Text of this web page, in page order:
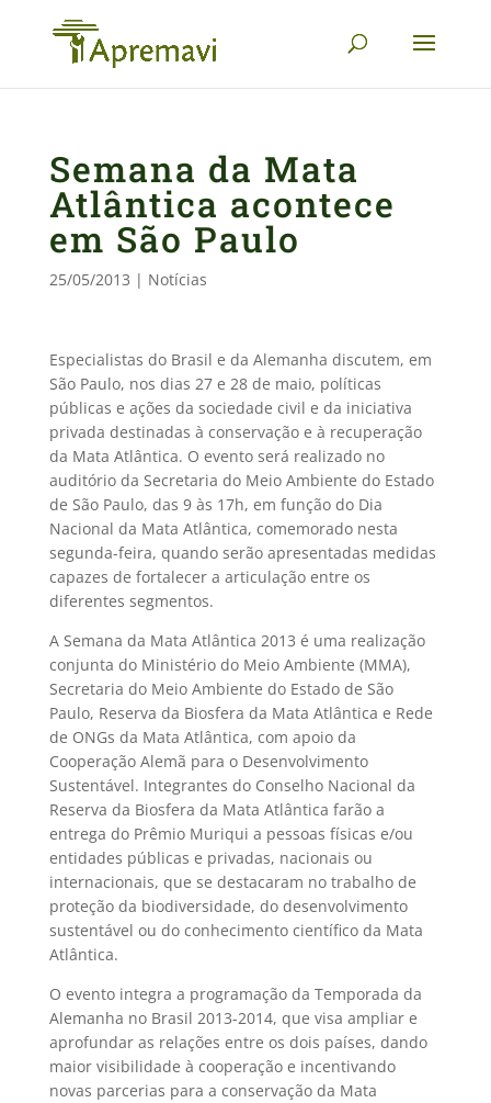
Semana da Mata
Atlântica acontece
em São Paulo
25/05/2013 | Notícias
Especialistas do Brasil e da Alemanha discutem, em
São Paulo, nos dias 27 e 28 de maio, políticas
públicas e ações da sociedade civil e da iniciativa
privada destinadas à conservação e à recuperação
da Mata Atlântica. O evento será realizado no
auditório da Secretaria do Meio Ambiente do Estado
de São Paulo, das 9 às 17h, em função do Dia
Nacional da Mata Atlântica, comemorado nesta
segunda-feira, quando serão apresentadas medidas
capazes de fortalecer a articulação entre os
diferentes segmentos.
A Semana da Mata Atlântica 2013 é uma realização
conjunta do Ministério do Meio Ambiente (MMA),
Secretaria do Meio Ambiente do Estado de São
Paulo, Reserva da Biosfera da Mata Atlântica e Rede
de ONGs da Mata Atlântica, com apoio da
Cooperação Alemã para o Desenvolvimento
Sustentável. Integrantes do Conselho Nacional da
Reserva da Biosfera da Mata Atlântica farão a
entrega do Prêmio Muriqui a pessoas físicas e/ou
entidades públicas e privadas, nacionais ou
internacionais, que se destacaram no trabalho de
proteção da biodiversidade, do desenvolvimento
sustentável ou do conhecimento científico da Mata
Atlântica.
O evento integra a programação da Temporada da
Alemanha no Brasil 2013-2014, que visa ampliar e
aprofundar as relações entre os dois países, dando
maior visibilidade à cooperação e incentivando
novas parcerias para a conservação da Mata